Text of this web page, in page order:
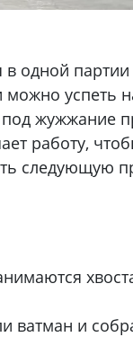
в одной
можно успеть
жужжание
работу,
следующую
ватман и